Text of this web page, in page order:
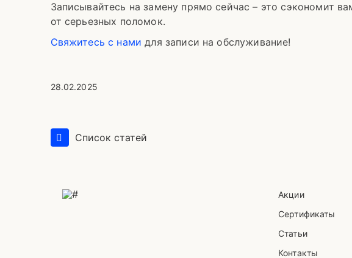
Записывайтесь на замену прямо сейчас – это сэкономит
от серьезных поломок.
Свяжитесь с нами для записи на обслуживание!
28.02.2025
Список статей
Акции
Сертификаты
Статьи
Контакты